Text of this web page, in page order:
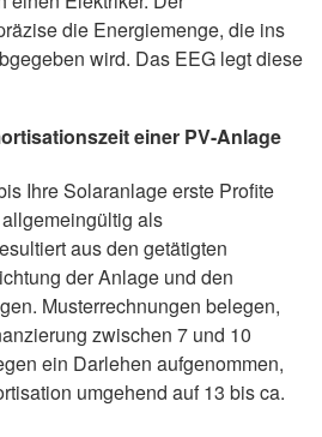
die Energiemenge, die ins
wird. Das EEG legt diese
einer PV-Anlage
Ihre Solaranlage erste Profite
als
aus den getätigten
der Anlage und den
Musterrechnungen belegen,
zwischen 7 und 10
ein Darlehen aufgenommen,
umgehend auf 13 bis ca.